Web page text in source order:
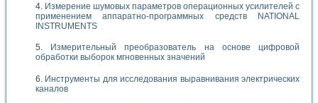
Измерение шумовых параметров операционных усилителей с
применением аппаратно-программных средств NATIONAL
INSTRUMENTS
Измерительный преобразователь на основе цифровой
обработки выборок мгновенных значений
Инструменты для исследования выравнивания электрических
каналов